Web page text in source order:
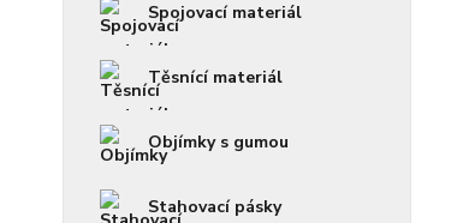
Spojovací materiál
Těsnící materiál
Objímky s gumou
Stahovací pásky